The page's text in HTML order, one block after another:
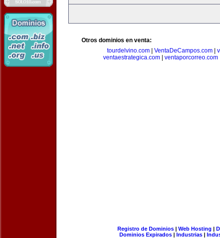
Otros dominios en venta:
tourdelvino.com| VentaDeCampos.com|
ventaestrategica.com| ventaporcorreo.com
Registro de Dominios| Web Hosting |
Dominios Expirados | Industrias |